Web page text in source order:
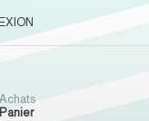
Achats
Panier